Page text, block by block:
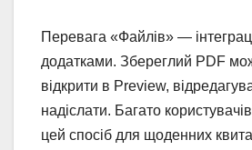
Перевага «Файлів» —
додатками. Збереглий PDF
відкрити в Preview,
надіслати. Багато
цей спосіб для щоденних